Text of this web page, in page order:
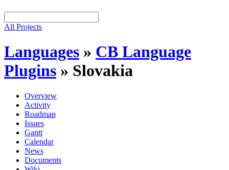
All Projects
Languages » CB Language
Plugins » Slovakia
Overview
Activity
Roadmap
Issues
Gantt
Calendar
News
Documents